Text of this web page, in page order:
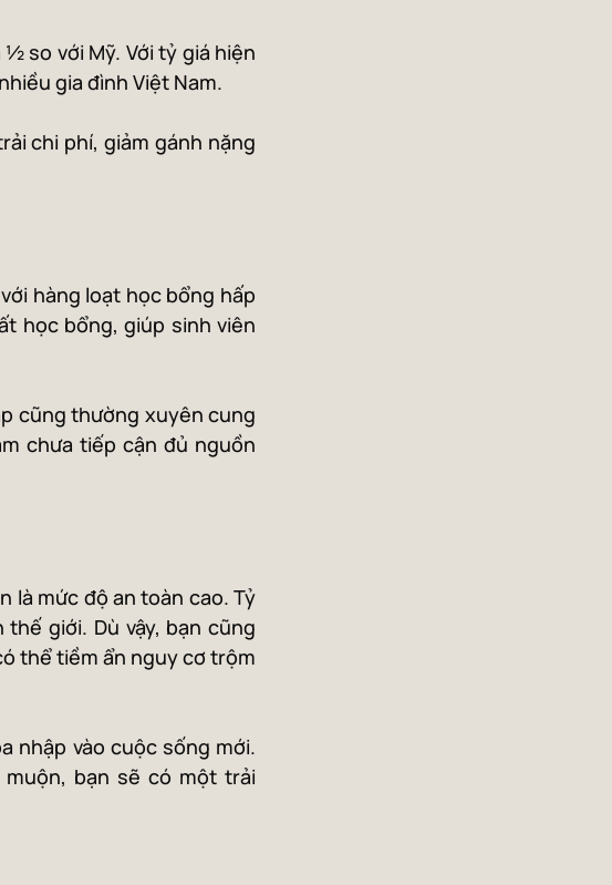
so với Mỹ. Với tỷ giá hiện
gia đình Việt Nam.
chi phí, giảm gánh nặng
hàng loạt học bổng hấp
học bổng, giúp sinh viên
cũng thường xuyên cung
chưa tiếp cận đủ nguồn
là mức độ an toàn cao. Tỷ
giới. Dù vậy, bạn cũng
thể tiềm ẩn nguy cơ trộm
nhập vào cuộc sống mới.
bạn sẽ có một trải